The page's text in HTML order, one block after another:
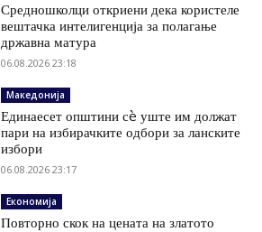
Средношколци откриени дека користеле
вештачка интелигенција за полагање
државна матура
06.08.2026 23:18
Македонија
Единаесет општини сè уште им должат
пари на избирачките одбори за ланските
избори
06.08.2026 23:17
Економија
Повторно скок на цената на златото